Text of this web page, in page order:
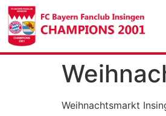
Weihnachtsmarkt